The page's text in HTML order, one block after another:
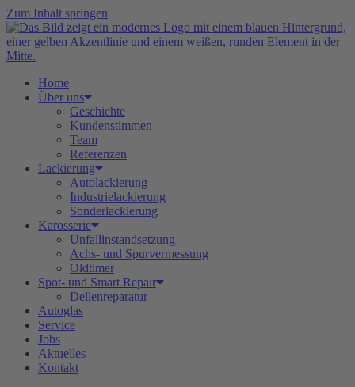
Zum Inhalt springen
Home
Über uns
Geschichte
Kundenstimmen
Team
Referenzen
Lackierung
Autolackierung
Industrielackierung
Sonderlackierung
Karosserie
Unfallinstandsetzung
Achs- und Spurvermessung
Oldtimer
Spot- und Smart Repair
Dellenreparatur
Autoglas
Service
Jobs
Aktuelles
Kontakt